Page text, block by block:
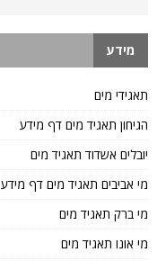
מידע
תאגידי מים
הגיחון תאגיד מים דף מידע
יובלים אשדוד תאגיד מים
מי אביבים תאגיד מים דף מידע
מי ברק תאגיד מים
מי אונו תאגיד מים